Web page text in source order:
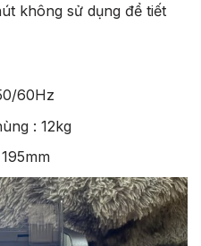
không sử dụng để tiết
60Hz
: 12kg